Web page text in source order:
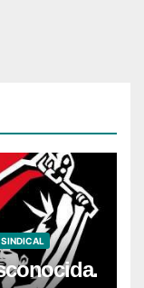
SINDICAL